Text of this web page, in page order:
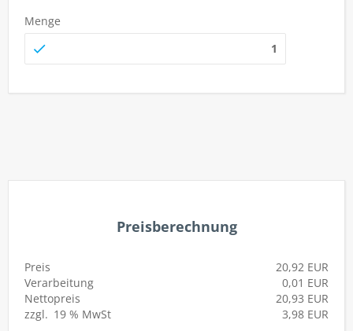
Menge
Preisberechnung
Preis
20,92 EUR
Verarbeitung
0,01 EUR
Nettopreis
20,93 EUR
zzgl. 19 % MwSt 3,98 EUR